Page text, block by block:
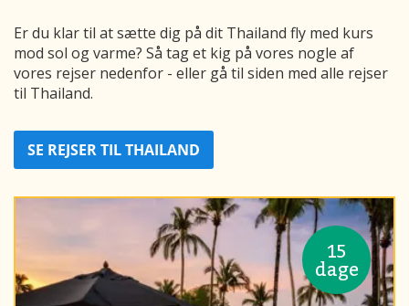
Er du klar til at sætte dig på dit Thailand fly med kurs
mod sol og varme? Så tag et kig på vores nogle af
vores rejser nedenfor - eller gå til siden med alle rejser
til Thailand.
SE REJSER TIL THAILAND
15
dage